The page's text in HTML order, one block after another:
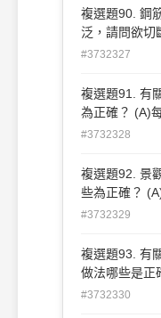
替平土器，用
條，宜使用剪
複選題90. 鋼
泛，請問欲切
具為宜？ (A)
#3732327
複選題91. 有
為正確？ (A)
(B)收工時應
上，方能產生
持完整性，不
#3732328
複選題92. 景
些為正確？
210kgf/cm2
理，以增加舖
營造各式圖案
#3732329
複選題93. 有
做法哪些是正
彈畫線於地上
#3732330